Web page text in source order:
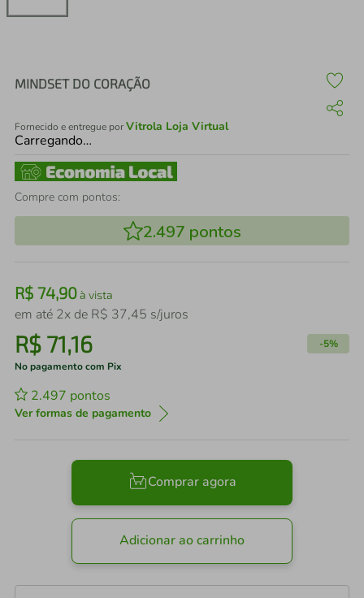
MINDSET DO CORAÇÃO
Fornecido e entregue porVitrola Loja Virtual
Carregando…
Compre com pontos:
2.497 pontos
R$ 74,90à vista
em até 2x de R$ 37,45 s/juros
R$ 71,16 -5%
No pagamento com Pix
2.497 pontos
Ver formas de pagamento
Comprar agora
Adicionar ao carrinho